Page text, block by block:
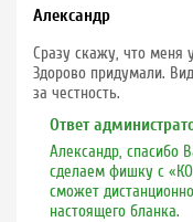
Александр
Сразу скажу, что
Здорово придумали.
за честность.
Ответ
Александр, спасибо
сделаем фишку с
сможет
настоящего бланка.